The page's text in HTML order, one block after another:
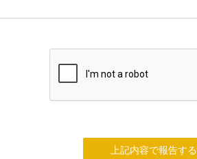
上記内容で報告する